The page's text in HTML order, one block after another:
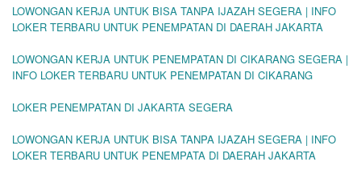
LOWONGAN KERJA UNTUK BISA TANPA IJAZAH SEGERA | INFO
LOKER TERBARU UNTUK PENEMPATAN DI DAERAH JAKARTA
LOWONGAN KERJA UNTUK PENEMPATAN DI CIKARANG SEGERA |
INFO LOKER TERBARU UNTUK PENEMPATAN DI CIKARANG
LOKER PENEMPATAN DI JAKARTA SEGERA
LOWONGAN KERJA UNTUK BISA TANPA IJAZAH SEGERA | INFO
LOKER TERBARU UNTUK PENEMPATA DI DAERAH JAKARTA